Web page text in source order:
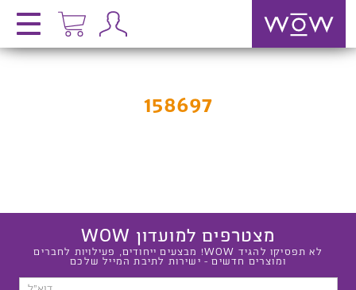
158697
מצטרפים למועדון WOW
לא תפסיקו להגיד WOW! מבצעים ייחודים, פעילויות לחברים
ומוצרים חדשים - ישירות לתיבת המייל שלכם